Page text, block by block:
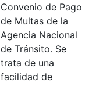
Convenio de Pago
de Multas de la
Agencia Nacional
de Tránsito. Se
trata de una
facilidad de